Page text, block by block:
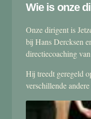
Wie is onze
Onze dirigent is
bij Hans Dercksen
directiecoaching
Hij treedt geregeld
verschillende